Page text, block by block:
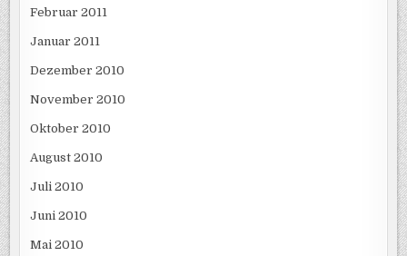
Februar 2011
Januar 2011
Dezember 2010
November 2010
Oktober 2010
August 2010
Juli 2010
Juni 2010
Mai 2010